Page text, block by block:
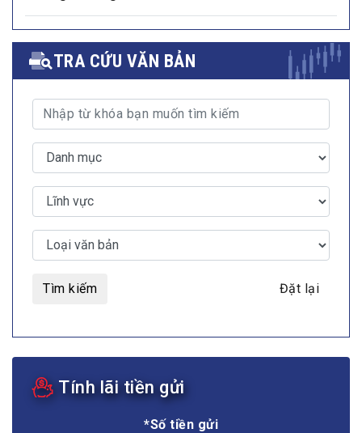
TRA CỨU VĂN BẢN
Tìm kiếm Đặt lại
Tính lãi tiền gửi
*Số tiền gửi